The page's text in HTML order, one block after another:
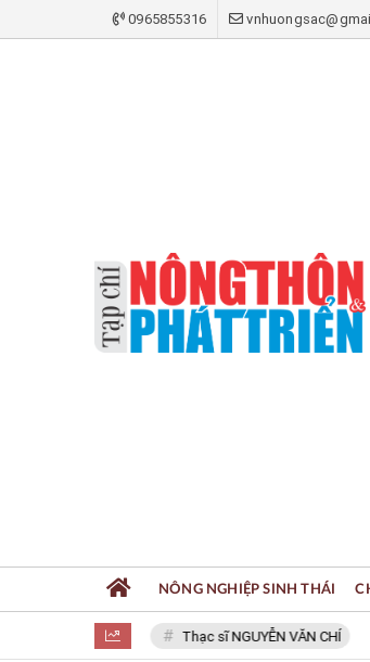
0965855316
Thạc sĩ NGUYỄN VĂN CHÍ
NÔNG NGHIỆP SINH THÁI